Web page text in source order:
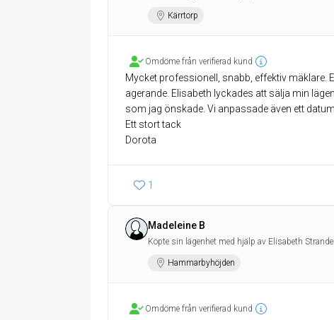
Kärrtorp
Omdöme från verifierad kund
Mycket professionell, snabb, effektiv mäklare.
agerande. Elisabeth lyckades att sälja min
som jag önskade. Vi anpassade även ett
Ett stort tack
1
Madeleine B
Köpte sin lägenhet med hjälp av Elisabeth
Hammarbyhöjden
Omdöme från verifierad kund